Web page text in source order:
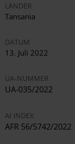
LÄNDER
Tansania
DATUM
13. Juli 2022
UA-NUMMER
UA-035/2022
AI INDEX
AFR 56/5742/2022